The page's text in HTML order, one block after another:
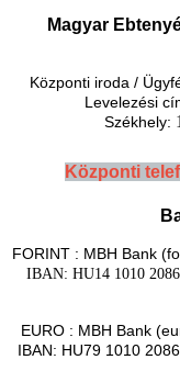
Magyar
Központi iroda /
Levelezési
Székhely:
Központi
FORINT : MBH Bank
IBAN: HU14 1010
EURO : MBH Bank
IBAN: HU79 1010